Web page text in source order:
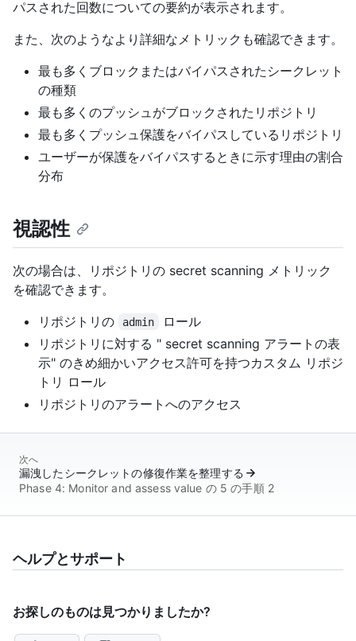
パスされた回数についての要約が表示されます。
また、次のようなより詳細なメトリックも確認できます。
最も多くブロックまたはバイパスされたシークレット
の種類
最も多くのプッシュがブロックされたリポジトリ
最も多くプッシュ保護をバイパスしているリポジトリ
ユーザーが保護をバイパスするときに示す理由の割合
分布
視認性
次の場合は、リポジトリの secret scanning メトリック
を確認できます。
リポジトリの
admin
ロール
リポジトリに対する " secret scanning アラートの表
示" のきめ細かいアクセス許可を持つカスタム リポジ
トリ ロール
リポジトリのアラートへのアクセス
次へ
漏洩したシークレットの修復作業を整理する
Phase 4: Monitor and assess value の 5 の手順 2
ヘルプとサポート
お探しのものは見つかりましたか?